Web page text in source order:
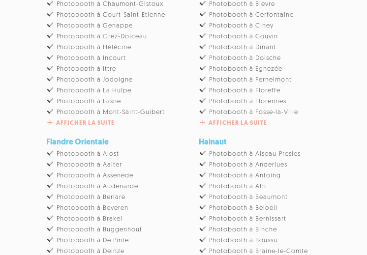
Photobooth à Chaumont-Gistoux
Photobooth à Court-Saint-Etienne
Photobooth à Genappe
Photobooth à Grez-Doiceau
Photobooth à Hélécine
Photobooth à Incourt
Photobooth à Ittre
Photobooth à Jodoigne
Photobooth à La Hulpe
Photobooth à Lasne
Photobooth à Mont-Saint-Guibert
AFFICHER LA SUITE
Photobooth à Bièvre
Photobooth à Cerfontaine
Photobooth à Ciney
Photobooth à Couvin
Photobooth à Dinant
Photobooth à Doische
Photobooth à Eghezée
Photobooth à Fernelmont
Photobooth à Floreffe
Photobooth à Florennes
Photobooth à Fosse-la-Ville
AFFICHER LA SUITE
Flandre Orientale
Photobooth à Alost
Photobooth à Aalter
Photobooth à Assenede
Photobooth à Audenarde
Photobooth à Berlare
Photobooth à Beveren
Photobooth à Brakel
Photobooth à Buggenhout
Photobooth à De Pinte
Photobooth à Deinze
Hainaut
Photobooth à Aiseau-Presles
Photobooth à Anderlues
Photobooth à Antoing
Photobooth à Ath
Photobooth à Beaumont
Photobooth à Beloeil
Photobooth à Bernissart
Photobooth à Binche
Photobooth à Boussu
Photobooth à Braine-le-Comte